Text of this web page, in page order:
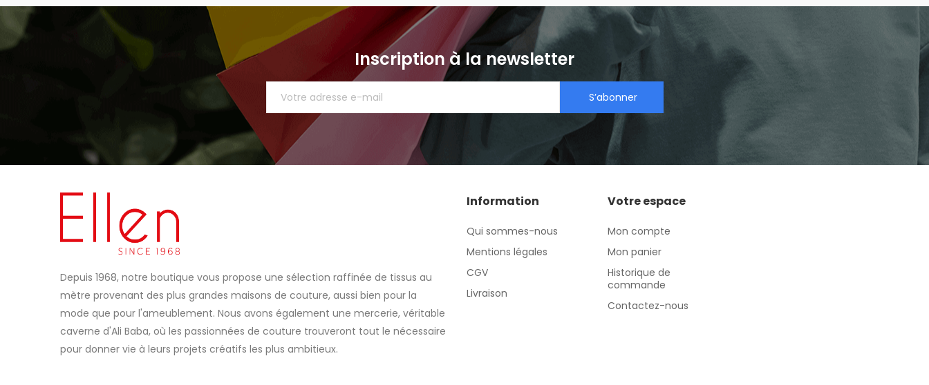
Inscription à la newsletter
S’abonner
Depuis 1968, notre boutique vous propose une sélection raffinée de tissus au
mètre provenant des plus grandes maisons de couture, aussi bien pour la
mode que pour l'ameublement. Nous avons également une mercerie, véritable
caverne d'Ali Baba, où les passionnées de couture trouveront tout le nécessaire
pour donner vie à leurs projets créatifs les plus ambitieux.
Information
Qui sommes-nous
Mentions légales
CGV
Livraison
Votre espace
Mon compte
Mon panier
Historique de
commande
Contactez-nous